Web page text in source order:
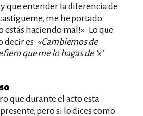
que entender la diferencia de
me he portado
estás haciendo mal!». Lo que
decir es: «Cambiemos de
que me lo hagas de ‘x’
que durante el acto esta
pero si lo dices como